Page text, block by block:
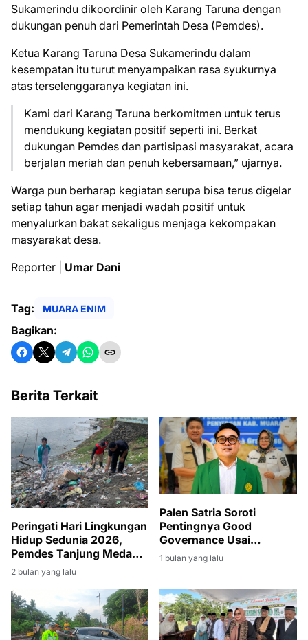
Sukamerindu dikoordinir oleh Karang Taruna dengan
dukungan penuh dari Pemerintah Desa (Pemdes).
Ketua Karang Taruna Desa Sukamerindu dalam
kesempatan itu turut menyampaikan rasa syukurnya
atas terselenggaranya kegiatan ini.
Kami dari Karang Taruna berkomitmen untuk terus
mendukung kegiatan positif seperti ini. Berkat
dukungan Pemdes dan partisipasi masyarakat, acara
berjalan meriah dan penuh kebersamaan,” ujarnya.
Warga pun berharap kegiatan serupa bisa terus digelar
setiap tahun agar menjadi wadah positif untuk
menyalurkan bakat sekaligus menjaga kekompakan
masyarakat desa.
Reporter | Umar Dani
Tag: MUARA ENIM
Bagikan:
Berita Terkait
Peringati Hari Lingkungan
Hidup Sedunia 2026,
Pemdes Tanjung Medang
Gelar Gotong Royong
Massal
2 bulan yang lalu
Palen Satria Soroti
Pentingnya Good
Governance Usai
Penyerahan SK PLT
Bupati Muara Enim
1 bulan yang lalu